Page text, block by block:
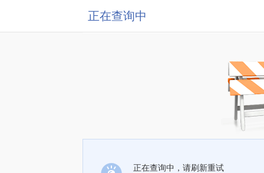
正在查询中
正在查询中，请刷新重试